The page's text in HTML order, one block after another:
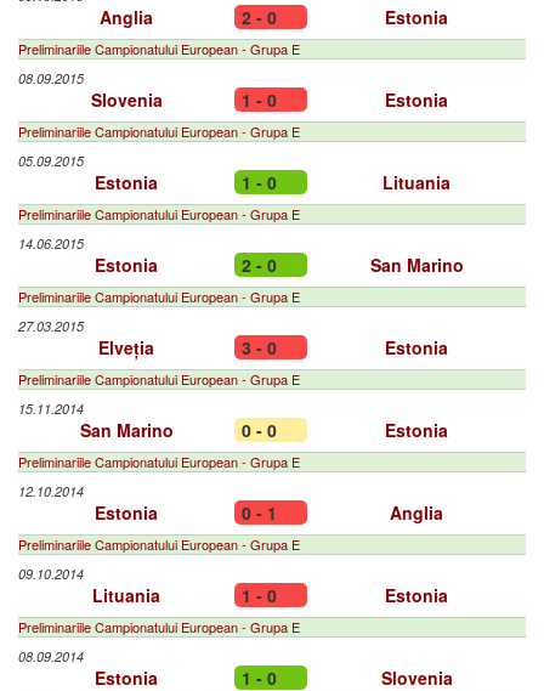
Anglia 2 - 0 Estonia
Preliminariile Campionatului European - Grupa E
08.09.2015
Slovenia 1 - 0 Estonia
Preliminariile Campionatului European - Grupa E
05.09.2015
Estonia 1 - 0 Lituania
Preliminariile Campionatului European - Grupa E
14.06.2015
Estonia 2 - 0 San Marino
Preliminariile Campionatului European - Grupa E
27.03.2015
Elveția 3 - 0 Estonia
Preliminariile Campionatului European - Grupa E
15.11.2014
San Marino 0 - 0 Estonia
Preliminariile Campionatului European - Grupa E
12.10.2014
Estonia 0 - 1 Anglia
Preliminariile Campionatului European - Grupa E
09.10.2014
Lituania 1 - 0 Estonia
Preliminariile Campionatului European - Grupa E
08.09.2014
Estonia 1 - 0 Slovenia